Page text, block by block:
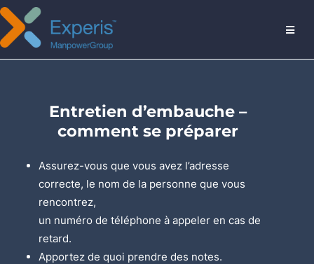
MENU
Entretien d’embauche –
comment se préparer
Assurez-vous que vous avez l’adresse
correcte, le nom de la personne que vous
rencontrez,
un numéro de téléphone à appeler en cas de
retard.
Apportez de quoi prendre des notes.